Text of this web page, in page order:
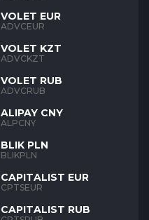
VOLET EUR
ADVCEUR
VOLET KZT
ADVCKZT
VOLET RUB
ADVCRUB
ALIPAY CNY
ALPCNY
BLIK PLN
BLIKPLN
CAPITALIST EUR
CPTSEUR
CAPITALIST RUB